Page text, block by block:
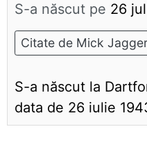
S-a născut pe 26
Citate de Mick Jagger
S-a născut la
data de 26 iulie